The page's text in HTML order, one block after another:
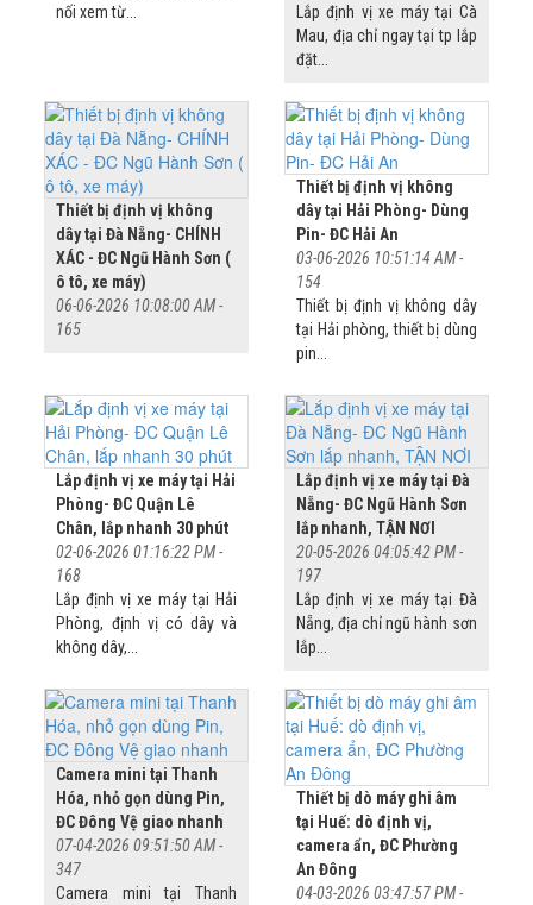
nối xem từ...
Lắp định vị xe máy tại Cà
Mau, địa chỉ ngay tại tp lắp
đặt...
Thiết bị định vị không
dây tại Đà Nẵng- CHÍNH
XÁC - ĐC Ngũ Hành Sơn (
ô tô, xe máy)
06-06-2026 10:08:00 AM -
165
Thiết bị định vị không
dây tại Hải Phòng- Dùng
Pin- ĐC Hải An
03-06-2026 10:51:14 AM -
154
Thiết bị định vị không dây
tại Hải phòng, thiết bị dùng
pin...
Lắp định vị xe máy tại Hải
Phòng- ĐC Quận Lê
Chân, lắp nhanh 30 phút
02-06-2026 01:16:22 PM -
168
Lắp định vị xe máy tại Hải
Phòng, định vị có dây và
không dây,...
Lắp định vị xe máy tại Đà
Nẵng- ĐC Ngũ Hành Sơn
lắp nhanh, TẬN NƠI
20-05-2026 04:05:42 PM -
197
Lắp định vị xe máy tại Đà
Nẵng, địa chỉ ngũ hành sơn
lắp...
Camera mini tại Thanh
Hóa, nhỏ gọn dùng Pin,
ĐC Đông Vệ giao nhanh
07-04-2026 09:51:50 AM -
347
Camera mini tại Thanh
Thiết bị dò máy ghi âm
tại Huế: dò định vị,
camera ẩn, ĐC Phường
An Đông
04-03-2026 03:47:57 PM -